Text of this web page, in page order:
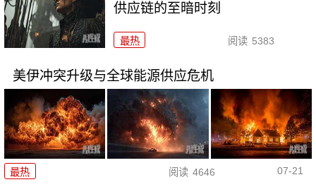
供应链的至暗时刻
最热 阅读 5383
美伊冲突升级与全球能源供应危机
最热 阅读 4646 07-21